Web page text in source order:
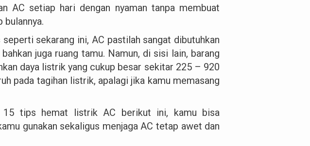
AC setiap hari dengan nyaman tanpa membuat
sekarang ini, AC pastilah sangat dibutuhkan
juga ruang tamu. Namun, di sisi lain, barang
daya listrik yang cukup besar sekitar 225 – 920
pada tagihan listrik, apalagi jika kamu memasang
15 tips hemat listrik AC berikut ini, kamu bisa
gunakan sekaligus menjaga AC tetap awet dan